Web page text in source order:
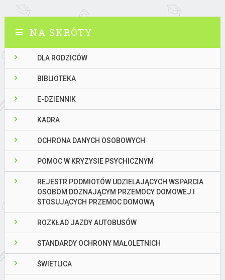
NA SKRÓTY
DLA RODZICÓW
BIBLIOTEKA
E-DZIENNIK
KADRA
OCHRONA DANYCH OSOBOWYCH
POMOC W KRYZYSIE PSYCHICZNYM
REJESTR PODMIOTÓW UDZIELAJĄCYCH WSPARCIA
OSOBOM DOZNAJĄCYM PRZEMOCY DOMOWEJ I
STOSUJĄCYCH PRZEMOC DOMOWĄ
ROZKŁAD JAZDY AUTOBUSÓW
STANDARDY OCHRONY MAŁOLETNICH
ŚWIETLICA